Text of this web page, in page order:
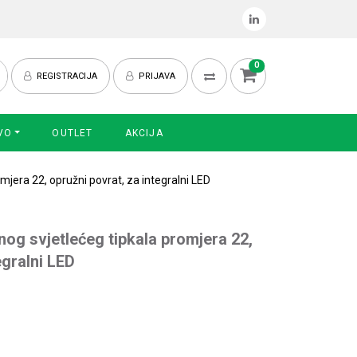
REGISTRACIJA PRIJAVA
0
OUTLET AKCIJA
22, opružni povrat, za integralni LED
svjetlećeg tipkala promjera 22,
LED